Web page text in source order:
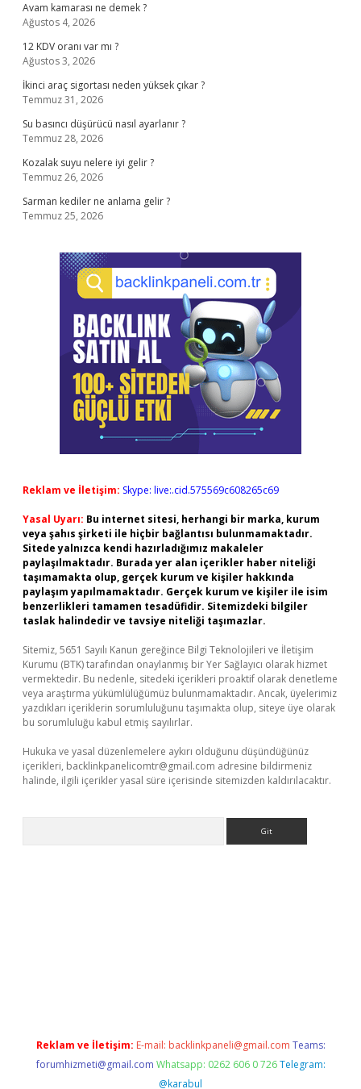
Avam kamarası ne demek ?
Ağustos 4, 2026
12 KDV oranı var mı ?
Ağustos 3, 2026
İkinci araç sigortası neden yüksek çıkar ?
Temmuz 31, 2026
Su basıncı düşürücü nasıl ayarlanır ?
Temmuz 28, 2026
Kozalak suyu nelere iyi gelir ?
Temmuz 26, 2026
Sarman kediler ne anlama gelir ?
Temmuz 25, 2026
Reklam ve İletişim: Skype: live:.cid.575569c608265c69
Yasal Uyarı: Bu internet sitesi, herhangi bir marka, kurum
veya şahıs şirketi ile hiçbir bağlantısı bulunmamaktadır.
Sitede yalnızca kendi hazırladığımız makaleler
paylaşılmaktadır. Burada yer alan içerikler haber niteliği
taşımamakta olup, gerçek kurum ve kişiler hakkında
paylaşım yapılmamaktadır. Gerçek kurum ve kişiler ile isim
benzerlikleri tamamen tesadüfidir. Sitemizdeki bilgiler
taslak halindedir ve tavsiye niteliği taşımazlar.
Sitemiz, 5651 Sayılı Kanun gereğince Bilgi Teknolojileri ve İletişim
Kurumu (BTK) tarafından onaylanmış bir Yer Sağlayıcı olarak hizmet
vermektedir. Bu nedenle, sitedeki içerikleri proaktif olarak denetleme
veya araştırma yükümlülüğümüz bulunmamaktadır. Ancak, üyelerimiz
yazdıkları içeriklerin sorumluluğunu taşımakta olup, siteye üye olarak
bu sorumluluğu kabul etmiş sayılırlar.
Hukuka ve yasal düzenlemelere aykırı olduğunu düşündüğünüz
içerikleri, backlinkpanelicomtr@gmail.com adresine bildirmeniz
halinde, ilgili içerikler yasal süre içerisinde sitemizden kaldırılacaktır.
Reklam ve İletişim: E-mail: backlinkpaneli@gmail.com Teams:
forumhizmeti@gmail.com Whatsapp: 0262 606 0 726 Telegram:
@karabul